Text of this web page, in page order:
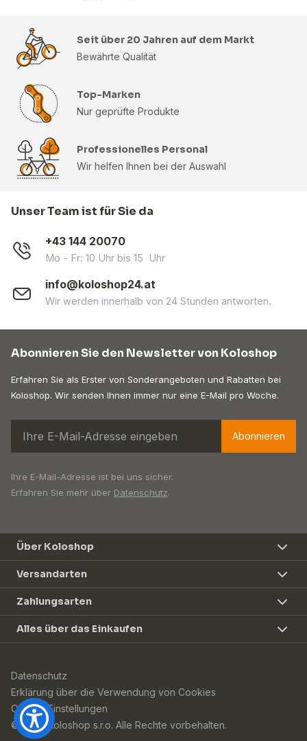
Seit über 20 Jahren auf dem Markt
Bewährte Qualität
Top-Marken
Nur geprüfte Produkte
Professionelles Personal
Wir helfen Ihnen bei der Auswahl
Unser Team ist für Sie da
+43 144 20070
Mo - Fr: 10 Uhr bis 15 Uhr
info@koloshop24.at
Wir werden innerhalb von 24 Stunden antworten.
Abonnieren Sie den Newsletter von Koloshop
Erfahren Sie als Erster von Sonderangeboten und Rabatten bei
Koloshop. Wir senden Ihnen immer nur eine E-Mail pro Woche.
Abonnieren
Ihre E-Mail-Adresse ist bei uns sicher.
Erfahren Sie mehr über Datenschutz.
Über Koloshop
Versandarten
Zahlungsarten
Alles über das Einkaufen
Datenschutz
Erklärung über die Verwendung von Cookies
Cookie-Einstellungen
© 2026 Koloshop s.r.o. Alle Rechte vorbehalten.